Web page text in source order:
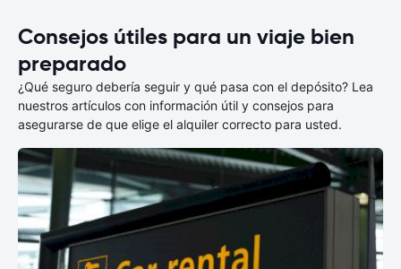
Consejos útiles para un viaje bien
preparado
¿Qué seguro debería seguir y qué pasa con el depósito? Lea
nuestros artículos con información útil y consejos para
asegurarse de que elige el alquiler correcto para usted.